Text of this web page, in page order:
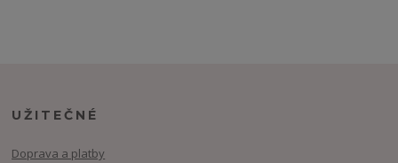
UŽITEČNÉ
Doprava a platby